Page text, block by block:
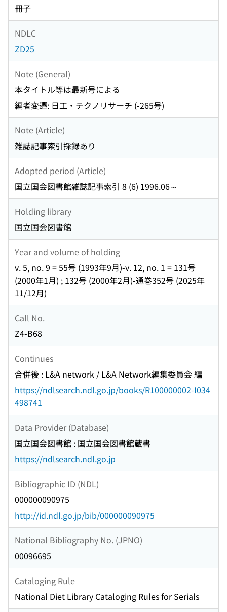
冊子
NDLC
ZD25
Note (General)
本タイトル等は最新号による
編者変遷: 日工・テクノリサーチ (-265号)
Note (Article)
雑誌記事索引採録あり
Adopted period (Article)
国立国会図書館雑誌記事索引 8 (6) 1996.06～
Holding library
国立国会図書館
Year and volume of holding
v. 5, no. 9 = 55号 (1993年9月)-v. 12, no. 1 = 131号
(2000年1月) ; 132号 (2000年2月)-通巻352号 (2025年
11/12月)
Call No.
Z4-B68
Continues
合併後 : L&A network / L&A Network編集委員会 編
https://ndlsearch.ndl.go.jp/books/R100000002-I034
498741
Data Provider (Database)
国立国会図書館 : 国立国会図書館蔵書
https://ndlsearch.ndl.go.jp
Bibliographic ID (NDL)
000000090975
http://id.ndl.go.jp/bib/000000090975
National Bibliography No. (JPNO)
00096695
Cataloging Rule
National Diet Library Cataloging Rules for Serials